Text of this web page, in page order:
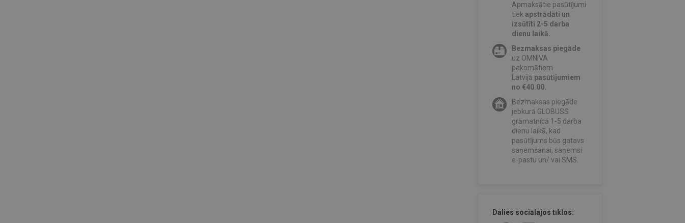
Apmaksātie pasūtījumi
tiekapstrādāti un
izsūtīti 2-5 darba
dienu laikā.
Bezmaksas piegāde
uz OMNIVA
pakomātiem
Latvijā pasūtījumiem
no €40.00.
Bezmaksas piegāde
jebkurā GLOBUSS
grāmatnīcā 1-5 darba
dienu laikā, kad
pasūtījums būs gatavs
saņemšanai, saņemsi
e-pastu un/ vai SMS.
Dalies sociālajos tīklos: